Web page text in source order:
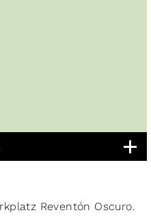
Reventón Oscuro.